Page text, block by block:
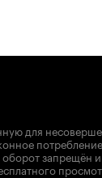
для
запрещён